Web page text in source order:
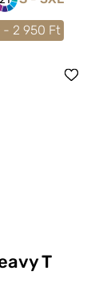
- 2 950 Ft
T